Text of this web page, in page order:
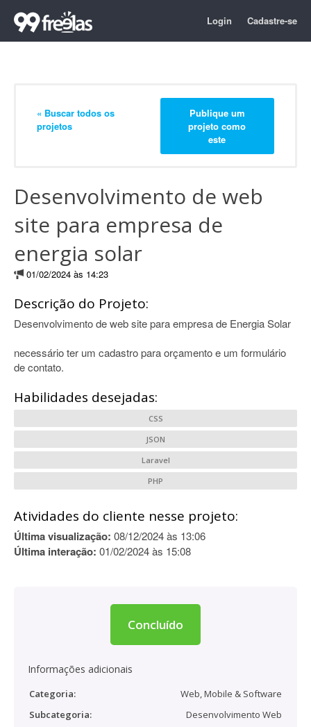
Login Cadastre-se
« Buscar todos os
projetos
Publique um
projeto como
este
Desenvolvimento de web
site para empresa de
energia solar
01/02/2024 às 14:23
Descrição do Projeto:
Desenvolvimento de web site para empresa de Energia Solar
necessário ter um cadastro para orçamento e um formulário
de contato.
Habilidades desejadas:
CSS
JSON
Laravel
PHP
Atividades do cliente nesse projeto:
Última visualização: 08/12/2024 às 13:06
Última interação: 01/02/2024 às 15:08
Concluído
Informações adicionais
Categoria:
Web, Mobile & Software
Subcategoria:
Desenvolvimento Web